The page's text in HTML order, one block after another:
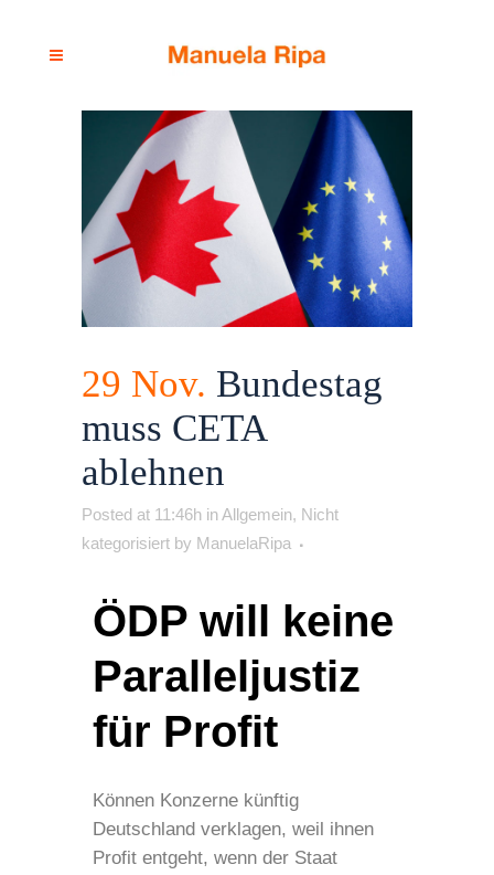
29 Nov. Bundestag
muss CETA
ablehnen
Posted at 11:46h inAllgemein, Nicht
kategorisiert by ManuelaRipa
ÖDP will keine
Paralleljustiz
für Profit
Können Konzerne künftig
Deutschland verklagen, weil ihnen
Profit entgeht, wenn der Staat